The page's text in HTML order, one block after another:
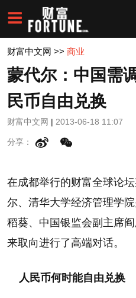
财富中文网 >> 商业
蒙代尔：中国需
民币自由兑换
财富中文网 | 2013-06-18 11:07
分享：
在成都举行的财富全球论
尔、清华大学经济管理学
稻葵、中国银监会副主席
来取向进行了高端对话。
人民币何时能自由兑换